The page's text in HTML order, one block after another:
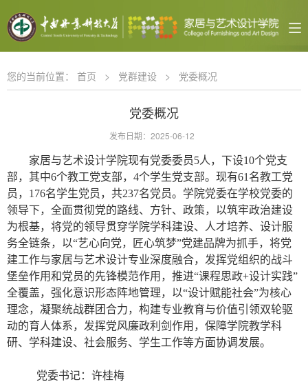
您的当前位置： 首页 > 党群建设 > 党委概况
党委概况
发布日期：2025-06-12
家居与艺术设计学院现有党委委员5人，下设10个党支
部， 其中6个教工党支部，4个学生党支部。现有61名教工党
员， 176名学生党员， 共237名党员。学院党委在学校党委的
领导下，全面贯彻党的路线、方针、政策， 以筑牢政治建设
为根基，将党的领导贯穿学院学科建设、人才培养、设计服
务全链条， 以“艺心向党，匠心筑梦”党建品牌为抓手，将党
建工作与家居与艺术设计专业深度融合，发挥党组织的战斗
堡垒作用和党员的先锋模范作用，推进“课程思政+设计实践”
全覆盖，强化意识形态阵地管理，以“设计赋能社会”为核心
理念，凝聚统战群团合力，构建专业教育与价值引领双轮驱
动的育人体系， 发挥党风廉政利剑作用，保障学院教学科
研、学科建设、社会服务、学生工作等方面协调发展。
党委书记：许桂梅